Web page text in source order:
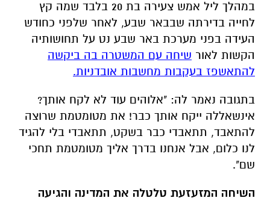
במהלך ליל אמש צעירה בת 20 בלבד שמה קץ
לחייה בדירתה שבבאר שבע, לאחר שלפני כחודש
העידה בפני מערכת באר שבע נט על תחושותיה
הקשות לאור שיחה עם המשטרה בה ביקשה
להתאשפז בעקבות מחשבות אובדניות.
בתגובה נאמר לה: "אלוהים עוד לא לקח אותך?
אינשאללה ייקח אותך כבר! את מטומטמת שרוצה
להתאבד, תתאבדי כבר בשקט, תתאבדי בלי להגיד
לנו כלום, אבל אנחנו בדרך אליך מטומטמת תחכי
שם".
השיחה המזעזעת טלטלה את המדינה והגיעה